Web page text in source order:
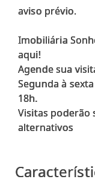
aviso prévio.
Imobiliária
aqui!
Agende sua
Segunda à
18h.
Visitas poderão
alternativos